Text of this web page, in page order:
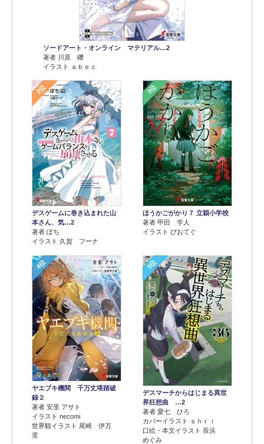
ソードアート・オンライン マテリアル…2
著者 川原 礫
イラスト ａｂｅｃ
2位
デスゲームに巻き込まれた山
本さん、気…2
著者 ぽち
イラスト 久賀 フーナ
3位
ほうかごがかり７ 立穎小学校
著者 甲田 学人
イラスト ぴおてぐ
4位
ヤエブキ機関 千万丈塔踏破
録２
著者 安里 アサト
イラスト necomi
世界観イラスト 尾崎 伊万
里
5位
デスマーチからはじまる異世
界狂想曲 …2
著者 愛七 ひろ
カバーイラスト ｓｈｒｉ
口絵・本文イラスト 長浜
めぐみ